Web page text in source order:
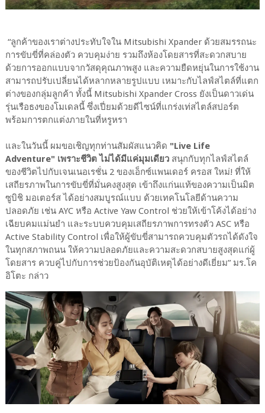
“ลูกค้าของเราต่างประทับใจใน Mitsubishi Xpander ด้วยสมรรถนะ
การขับขี่ที่คล่องตัว ควบคุมง่าย รวมถึงห้องโดยสารที่สะดวกสบาย
ด้วยการออกแบบจากวัสดุคุณภาพสูง และความยืดหยุ่นในการใช้งาน
สามารถปรับเปลี่ยนได้หลากหลายรูปแบบ เหมาะกับไลฟ์สไตล์ที่แตก
ต่างของกลุ่มลูกค้า ทั้งนี้ Mitsubishi Xpander Cross ยังเป็นดาวเด่น
รุ่นเรือธงของโมเดลนี้ ซึ่งเปี่ยมด้วยดีไซน์ที่แกร่งเท่สไตล์สปอร์ต
พร้อมการตกแต่งภายในที่หรูหรา
และในวันนี้ ผมขอเชิญทุกท่านสัมผัสแนวคิด "Live Life
Adventure" เพราะชีวิต ไม่ได้มีแค่มุมเดียวสนุกกับทุกไลฟ์สไตล์
ของชีวิตไปกับเจนเนอเรชั่น 2 ของเอ็กซ์แพนเดอร์ ครอส ใหม่! ที่ให้
เสถียรภาพในการขับขี่ที่มั่นคงสูงสุด เข้าถึงแก่นแท้ของความเป็นมิต
ซูบิชิ มอเตอร์ส ได้อย่างสมบูรณ์แบบ ด้วยเทคโนโลยีด้านความ
ปลอดภัย เช่น AYC หรือ Active Yaw Control ช่วยให้เข้าโค้งได้อย่าง
เฉียบคมแม่นยำ และระบบควบคุมเสถียรภาพการทรงตัว ASC หรือ
Active Stability Control เพื่อให้ผู้ขับขี่สามารถควบคุมตัวรถได้ดังใจ
ในทุกสภาพถนน ให้ความปลอดภัยและความสะดวกสบายสูงสุดแก่ผู้
โดยสาร ควบคู่ไปกับการช่วยป้องกันอุบัติเหตุได้อย่างดีเยี่ยม” มร.โค
อิโตะ กล่าว